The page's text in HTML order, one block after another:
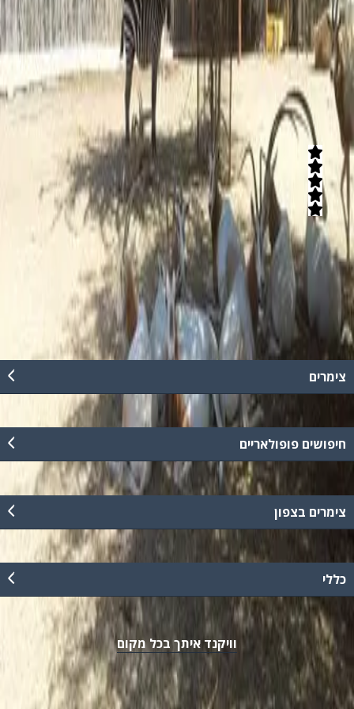
בחי רמון - הגן הזאולוגי תוכלו למצוא את מיטה חיות המדבר הקסומות -
נחשים, לטאות, עקרבים מכרסמים ועוד. הסיורים בגן הם בסימן חינוך על
השמירה על הטבע ומותאום לכל המשפחה. עוד באתר גן בוטני בלב נוף
המכתשים והמדבר.
קרא עוד
נגב zoo
5
(
חוות דעת)
אוהבים חיות וטבע? בואו להביט מקרוב על בעלי החיים, להאכיל את
החיות וליהנות מפינות הליטוף. בגן החיות שלנו תוכלו גם ליהנות מתצוגת
פרפרים ייחודית והגדולה בארץ.
קרא עוד
צימרים
חיפושים פופולאריים
צימרים בצפון
כללי
וויקנד איתך בכל מקום